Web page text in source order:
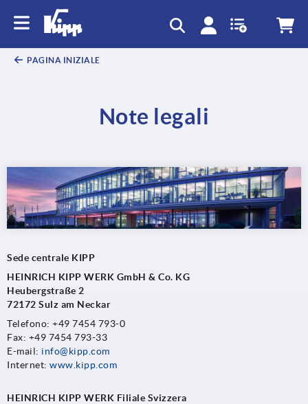
PAGINA INIZIALE
Note legali
Sede centrale KIPP
HEINRICH KIPP WERK GmbH & Co. KG
Heubergstraße 2
72172 Sulz am Neckar
Telefono: +49 7454 793-0
Fax: +49 7454 793-33
E-mail: info@kipp.com
Internet: www.kipp.com
HEINRICH KIPP WERK Filiale Svizzera